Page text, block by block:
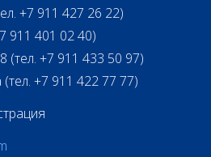
+7 911 427 26 22)
911 401 02 40)
(тел. +7 911 433 50 97)
+7 911 422 77 77)